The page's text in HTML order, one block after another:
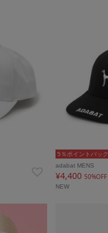
5％ポイントバック
adabat MENS
¥4,400 50%OFF
NEW